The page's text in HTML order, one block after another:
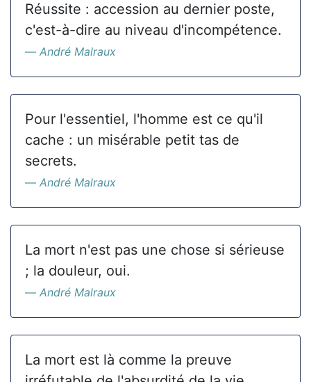
Réussite : accession au dernier poste,
c'est-à-dire au niveau d'incompétence.
André Malraux
Pour l'essentiel, l'homme est ce qu'il
cache : un misérable petit tas de
secrets.
André Malraux
La mort n'est pas une chose si sérieuse
; la douleur, oui.
André Malraux
La mort est là comme la preuve